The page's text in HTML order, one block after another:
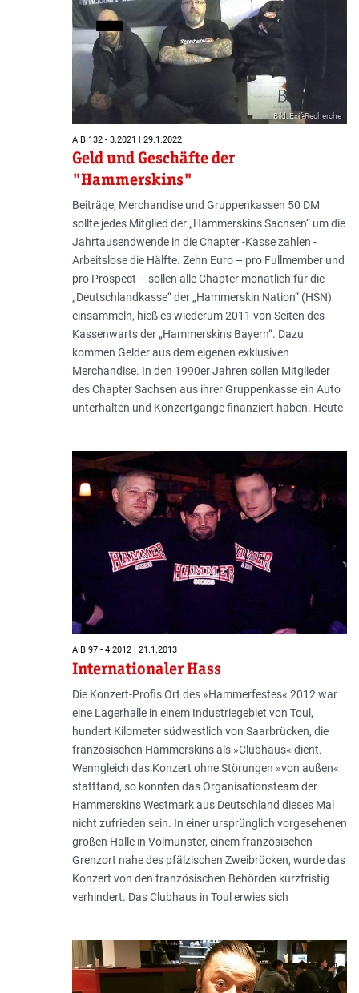
Bild: Exif-Recherche
AIB 132 - 3.2021 | 29.1.2022
Geld und Geschäfte der
"Hammerskins"
Beiträge, Merchandise und Gruppenkassen 50 DM
sollte jedes Mitglied der „Hammerskins Sachsen“ um die
Jahrtausendwende in die Chapter -Kasse zahlen -
Arbeitslose die Hälfte. Zehn Euro – pro Fullmember und
pro Prospect – sollen alle Chapter monatlich für die
„Deutschlandkasse“ der „Hammerskin Nation“ (HSN)
einsammeln, hieß es wiederum 2011 von Seiten des
Kassenwarts der „Hammerskins Bayern“. Dazu
kommen Gelder aus dem eigenen exklusiven
Merchandise. In den 1990er Jahren sollen Mitglieder
des Chapter Sachsen aus ihrer Gruppenkasse ein Auto
unterhalten und Konzertgänge finanziert haben. Heute
AIB 97 - 4.2012 | 21.1.2013
Internationaler Hass
Die Konzert-Profis Ort des »Hammerfestes« 2012 war
eine Lagerhalle in einem Industriegebiet von Toul,
hundert Kilometer südwestlich von Saarbrücken, die
französischen Hammerskins als »Clubhaus« dient.
Wenngleich das Konzert ohne Störungen »von außen«
stattfand, so konnten das Organisationsteam der
Hammerskins Westmark aus Deutschland dieses Mal
nicht zufrieden sein. In einer ursprünglich vorgesehenen
großen Halle in Volmunster, einem französischen
Grenzort nahe des pfälzischen Zweibrücken, wurde das
Konzert von den französischen Behörden kurzfristig
verhindert. Das Clubhaus in Toul erwies sich